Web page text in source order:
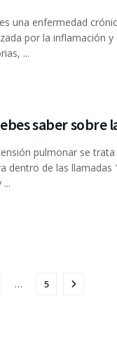
una enfermedad
por la inflamación
...
saber
pulmonar se
dentro de las
… 5